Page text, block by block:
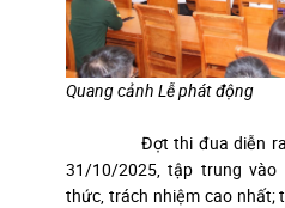
Quang cảnh Lễ phát động
Đợt thi đua diễn ra từ
31/10/2025, tập trung vào
thức, trách nhiệm cao nhất;